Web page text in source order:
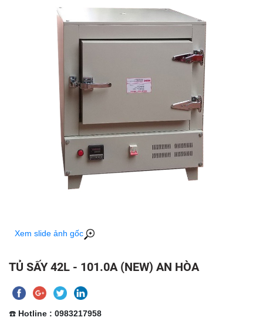
Xem slide ảnh gốc
TỦ SẤY 42L - 101.0A (NEW) AN HÒA
☎️ Hotline : 0983217958